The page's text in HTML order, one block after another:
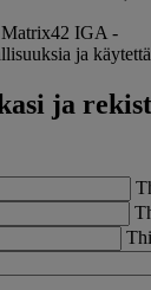
IGA -
ja
ja